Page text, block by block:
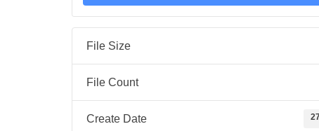
File Size
File Count
Create Date